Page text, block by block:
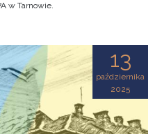
w Tarnowie.
13
października
2025